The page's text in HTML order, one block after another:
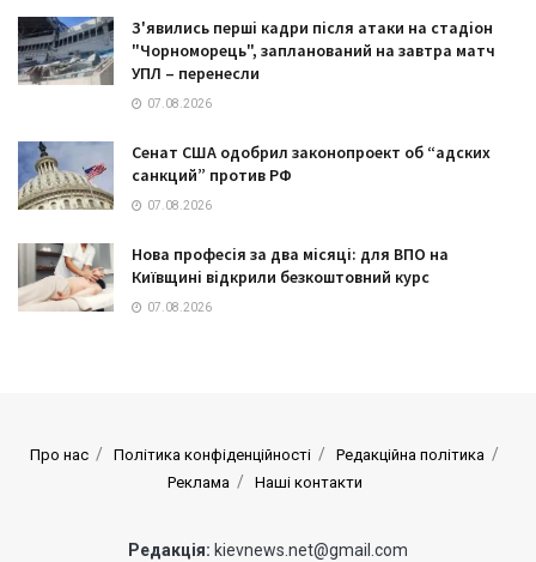
З'явились перші кадри після атаки на стадіон
"Чорноморець", запланований на завтра матч
УПЛ – перенесли
07.08.2026
Сенат США одобрил законопроект об “адских
санкций” против РФ
07.08.2026
Нова професія за два місяці: для ВПО на
Київщині відкрили безкоштовний курс
07.08.2026
Про нас Політика конфіденційності
Редакційна політика
Реклама
Наші контакти
Редакція: kievnews.net@gmail.com